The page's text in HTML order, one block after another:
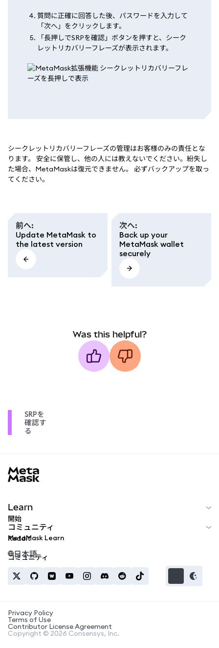
質問に正確に回答した後、パスワードを入力して
「次へ」をクリックします。
「長押しでSRPを確認」ボタンを押すと、シーク
レットリカバリーフレーズが表示されます。
シークレットリカバリーフレーズの管理はお客様のみの責任とな
ります。 安全に保管し、他の人には教えないでください。紛失し
た場合、MetaMaskは復元できません。 必ずバックアップを取っ
てください。
前へ:
Update MetaMask to
the latest version
次へ:
Back up your
MetaMask wallet
securely
Was this helpful?
SRPを
確認す
る
Learn
開始
MetaMask Learn
コミュニティ
Reddit
コミュニティ
日本語
Privacy Policy
Terms of Use
Contributor License Agreement
Copyright © 2026 Consensys, Inc.